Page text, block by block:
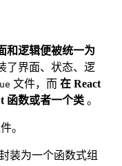
和逻辑便被统一为
了界面、状态、逻
文件，而 在 React
函数或者一个类 。
。
装为一个函数式组